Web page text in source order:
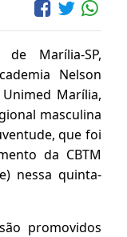
Marília-SP,
Nelson
Marília,
masculina
que foi
da CBTM
nessa quinta-
promovidos